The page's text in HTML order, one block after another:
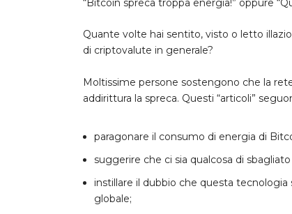
“Bitcoin spreca troppa energia!” oppure
Quante volte hai sentito, visto o letto
di criptovalute in generale?
Moltissime persone sostengono che la
addirittura la spreca. Questi “articoli”
paragonare il consumo di energia di
suggerire che ci sia qualcosa di
instillare il dubbio che questa tecnologia
globale;